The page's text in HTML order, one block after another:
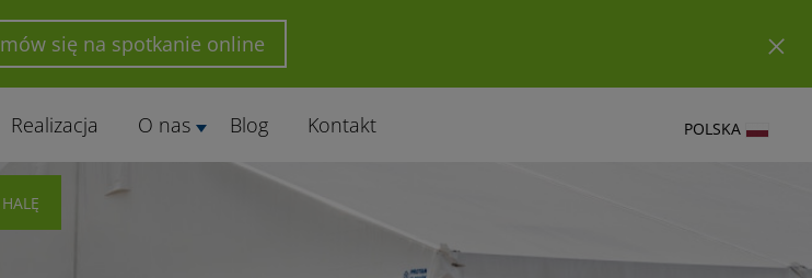
się na spotkanie online
Realizacja O nas Blog Kontakt POLSKA